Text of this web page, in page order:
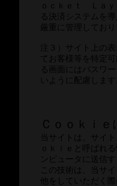
ｏｃｋｅｔ Ｌａｙ
る決済システムを
厳重に管理しており
注３）サイト上の
てお客様等を特定
る画面にはパスワ
いように配慮します
Ｃｏｏｋｉｅ
当サイトは、サイ
ｏｋｉｅと呼ばれ
ンピュータに送信
この技術は、当サ
他をしていただく